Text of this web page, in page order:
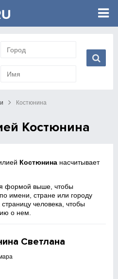
Костюнина
Костюнина
Костюнина насчитывает
формой выше, чтобы
имени, стране или городу
человека, чтобы
о нем.
Светлана